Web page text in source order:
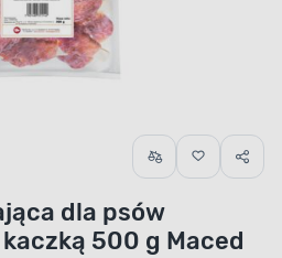
dla psów
500 g Maced